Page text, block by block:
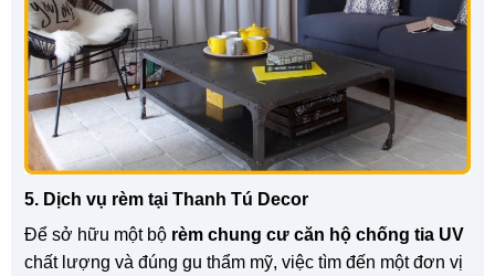
5. Dịch vụ rèm tại Thanh Tú Decor
Để sở hữu một bộ rèm chung cư căn hộ chống tia UV
chất lượng và đúng gu thẩm mỹ, việc tìm đến một đơn vị